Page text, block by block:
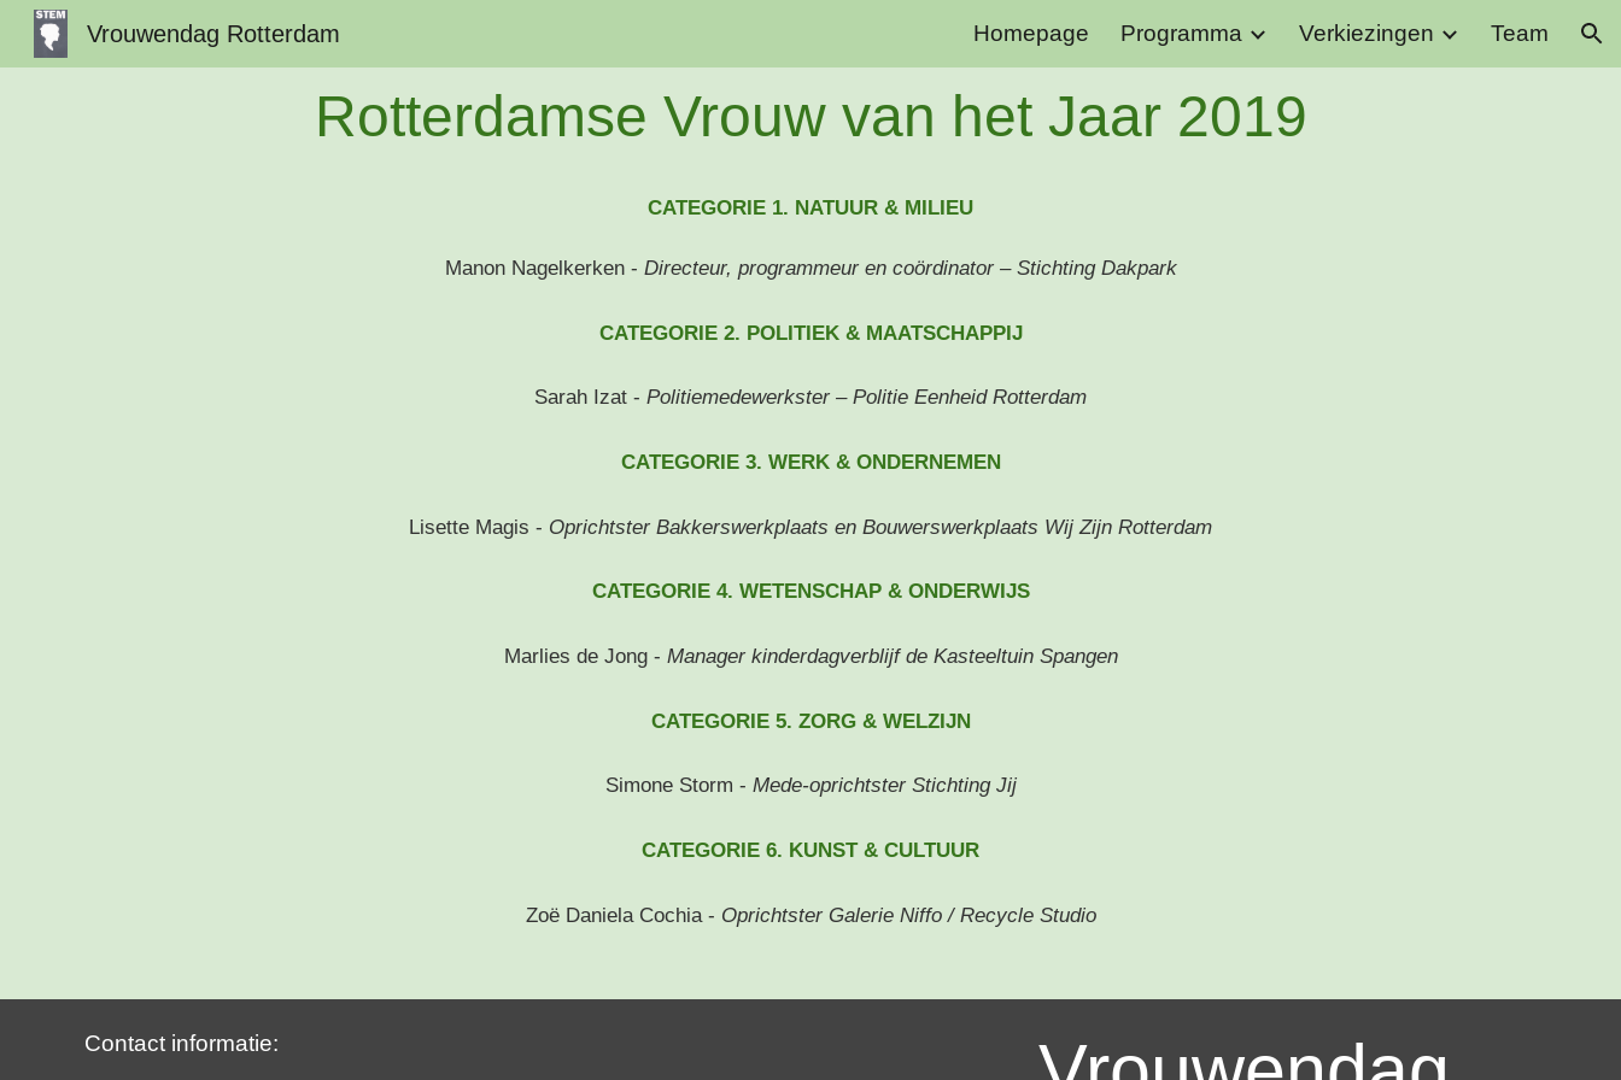
Skip to navigation
Vrouwendag Rotterdam Homepage Programma Verkiezingen Team
Rotterdamse Vrouw van het Jaar 2019
CATEGORIE 1. NATUUR & MILIEU
Manon Nagelkerken - Directeur, programmeur en coördinator – Stichting Dakpark
CATEGORIE 2. POLITIEK & MAATSCHAPPIJ
Sarah Izat - Politiemedewerkster – Politie Eenheid Rotterdam
CATEGORIE 3. WERK & ONDERNEMEN
Lisette Magis - Oprichtster Bakkerswerkplaats en Bouwerswerkplaats Wij Zijn Rotterdam
CATEGORIE 4. WETENSCHAP & ONDERWIJS
Marlies de Jong - Manager kinderdagverblijf de Kasteeltuin Spangen
CATEGORIE 5. ZORG & WELZIJN
Simone Storm - Mede-oprichtster Stichting Jij
CATEGORIE 6. KUNST & CULTUUR
Zoë Daniela Cochia - Oprichtster Galerie Niffo / Recycle Studio
Contact informatie: